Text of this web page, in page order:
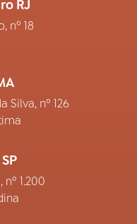
RJ
nº 18
Silva, nº 126
1.200